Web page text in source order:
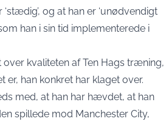
og at han er ‘unødvendigt
han i sin tid implementerede i
kvaliteten af Ten Hags træning,
han konkret har klaget over.
med, at han har hævdet, at han
spillede mod Manchester City,